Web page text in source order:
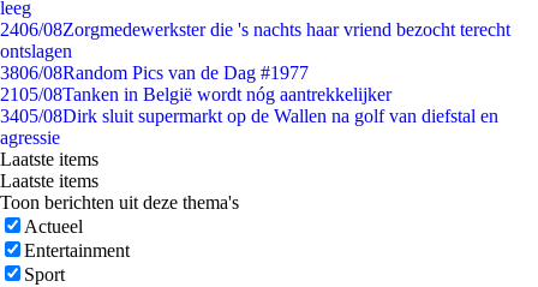
leeg
2406/08Zorgmedewerkster die 's nachts haar vriend bezocht terecht
ontslagen
3806/08Random Pics van de Dag #1977
2105/08Tanken in België wordt nóg aantrekkelijker
3405/08Dirk sluit supermarkt op de Wallen na golf van diefstal en
agressie
Laatste items
Laatste items
Toon berichten uit deze thema's
Actueel
Entertainment
Sport